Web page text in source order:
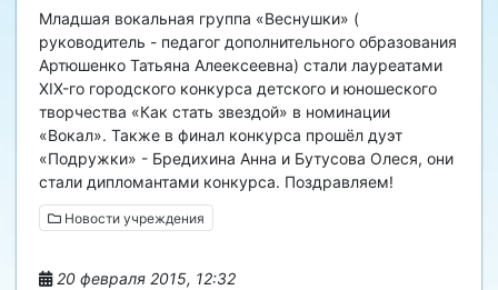
Младшая вокальная группа «Веснушки» (
руководитель - педагог дополнительного образования
Артюшенко Татьяна Алеексеевна) стали лауреатами
XIX-го городского конкурса детского и юношеского
творчества «Как стать звездой» в номинации
«Вокал». Также в финал конкурса прошёл дуэт
«Подружки» - Бредихина Анна и Бутусова Олеся, они
стали дипломантами конкурса. Поздравляем!
Новости учреждения
20 февраля 2015, 12:32